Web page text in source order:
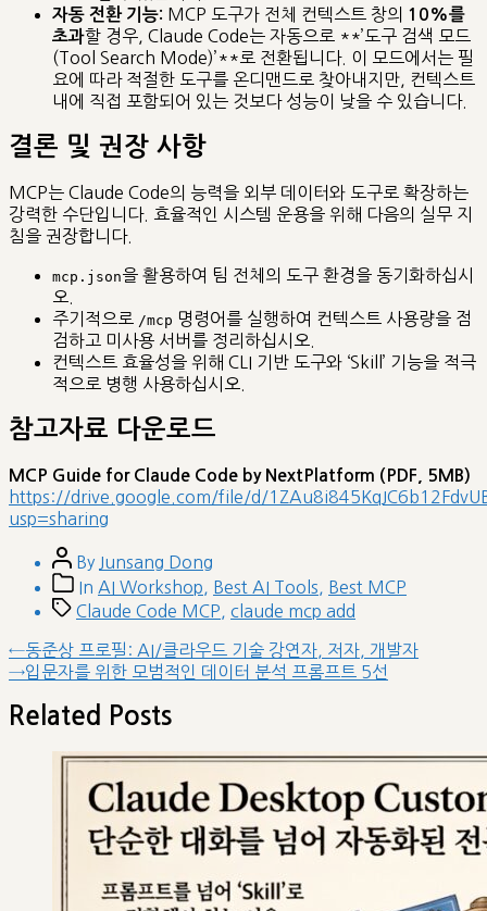
자동 전환 기능: MCP 도구가 전체 컨텍스트 창의 10%를
초과할 경우, Claude Code는 자동으로 **’도구 검색 모드
(Tool Search Mode)’**로 전환됩니다. 이 모드에서는 필
요에 따라 적절한 도구를 온디맨드로 찾아내지만, 컨텍스트
내에 직접 포함되어 있는 것보다 성능이 낮을 수 있습니다.
결론 및 권장 사항
MCP는 Claude Code의 능력을 외부 데이터와 도구로 확장하는
강력한 수단입니다. 효율적인 시스템 운용을 위해 다음의 실무 지
침을 권장합니다.
mcp.json을 활용하여 팀 전체의 도구 환경을 동기화하십시
오.
주기적으로 /mcp 명령어를 실행하여 컨텍스트 사용량을 점
검하고 미사용 서버를 정리하십시오.
컨텍스트 효율성을 위해 CLI 기반 도구와 ‘Skill’ 기능을 적극
적으로 병행 사용하십시오.
참고자료 다운로드
MCP Guide for Claude Code by NextPlatform (PDF, 5MB)
https://drive.google.com/file/d/
usp=sharing
Post
author
By Junsang Dong
Post
categories
In AI Workshop Best AI Tools
Best MCP
TagsClaude Code MCP claude mcp add
글
내
비
게
←Previous
post:
동준상 프로필: AI/클라우드 기술 강연자, 저자, 개발자
→Next
입문자를 위한 모범적인 데이터 분석 프롬프트 5선
Related Posts